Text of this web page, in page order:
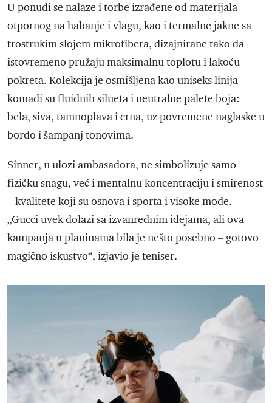
U ponudi se nalaze i torbe izrađene od materijala
otpornog na habanje i vlagu, kao i termalne jakne sa
trostrukim slojem mikrofibera, dizajnirane tako da
istovremeno pružaju maksimalnu toplotu i lakoću
pokreta. Kolekcija je osmišljena kao uniseks linija –
komadi su fluidnih silueta i neutralne palete boja:
bela, siva, tamnoplava i crna, uz povremene naglaske u
bordo i šampanj tonovima.
Sinner, u ulozi ambasadora, ne simbolizuje samo
fizičku snagu, već i mentalnu koncentraciju i smirenost
– kvalitete koji su osnova i sporta i visoke mode.
„Gucci uvek dolazi sa izvanrednim idejama, ali ova
kampanja u planinama bila je nešto posebno – gotovo
magično iskustvo“, izjavio je teniser.